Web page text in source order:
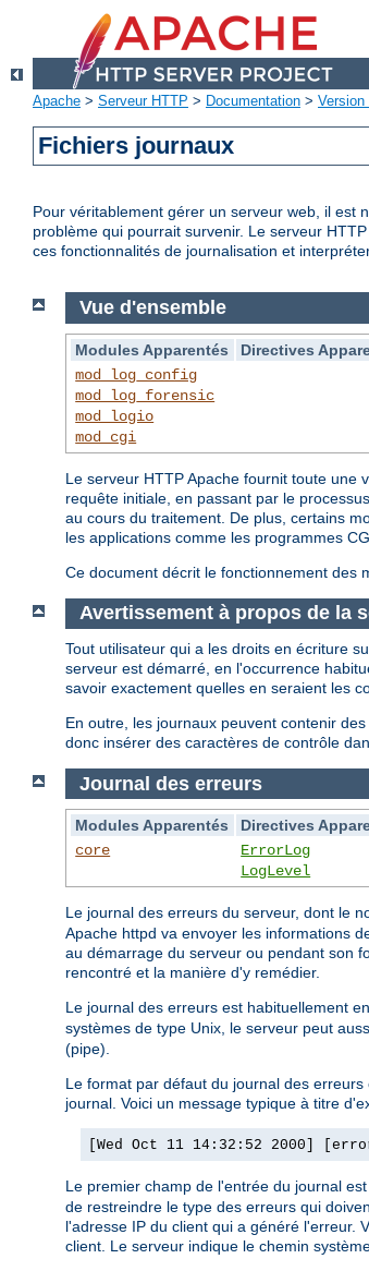
Apache > Serveur HTTP > Documentation > Version
Fichiers journaux
Pour véritablement gérer un serveur web, il est
problème qui pourrait survenir. Le serveur
ces fonctionnalités de journalisation et
Vue d'ensemble
Modules Apparentés
Directives
mod_log_config
mod_log_forensic
mod_logio
mod_cgi
Le serveur HTTP Apache fournit toute une
requête initiale, en passant par le
au cours du traitement. De plus, certains
les applications comme les programmes
Ce document décrit le fonctionnement des
Avertissement à propos de la
Tout utilisateur qui a les droits en écriture
serveur est démarré, en l'occurrence
savoir exactement quelles en seraient les
En outre, les journaux peuvent contenir
donc insérer des caractères de contrôle
Journal des erreurs
Modules Apparentés
Directives
core
ErrorLog
LogLevel
Le journal des erreurs du serveur, dont le
Apache httpd va envoyer les informations
au démarrage du serveur ou pendant son
rencontré et la manière d'y remédier.
Le journal des erreurs est habituellement
systèmes de type Unix, le serveur peut
(pipe).
Le format par défaut du journal des
journal. Voici un message typique à titre
[Wed Oct 11 14:32:52 2000]
Le premier champ de l'entrée du journal
de restreindre le type des erreurs qui
l'adresse IP du client qui a généré l'erreur.
client. Le serveur indique le chemin